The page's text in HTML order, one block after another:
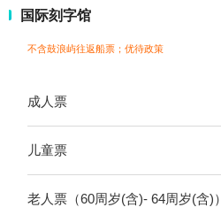
国际刻字馆
不含鼓浪屿往返船票； 优待政策
成人票
儿童票
老人票（60周岁(含)- 64周岁(含)）